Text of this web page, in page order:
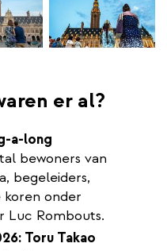
er al?
a-long
bewoners van
begeleiders,
koren onder
Luc Rombouts.
Toru Takao